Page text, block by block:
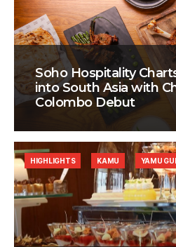
Soho Hospitality
into South Asia with
Colombo Debut
HIGHLIGHTS KAMU YAMU